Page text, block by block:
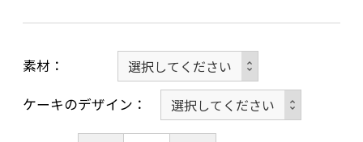
素材
ケーキのデザイン